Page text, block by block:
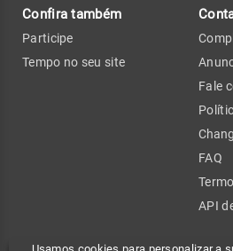
Confira também
Participe
Tempo no seu site
Fale
FAQ
API